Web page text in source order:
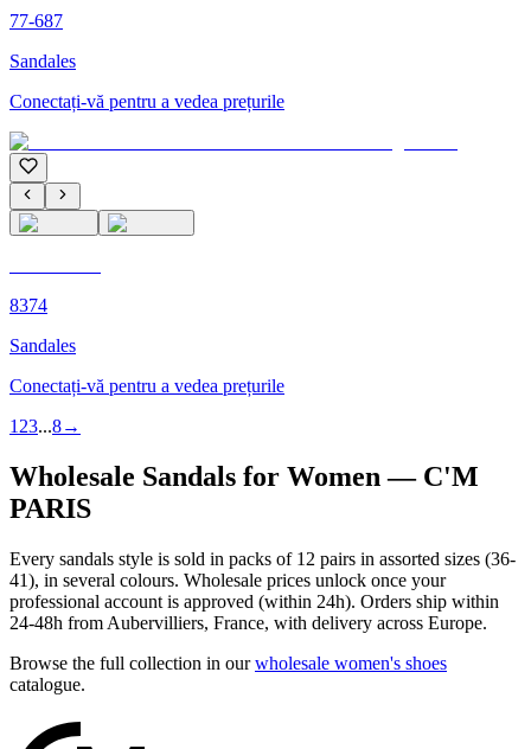
77-687
Sandales
Conectați-vă pentru a vedea prețurile
8374
Sandales
Conectați-vă pentru a vedea prețurile
1 23...8→
Wholesale Sandals for Women — C'M
PARIS
Every sandals style is sold in packs of 12 pairs in assorted sizes (36-
41), in several colours. Wholesale prices unlock once your
professional account is approved (within 24h). Orders ship within
24-48h from Aubervilliers, France, with delivery across Europe.
Browse the full collection in our wholesale women's shoes
catalogue.